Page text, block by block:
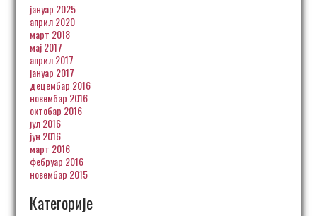
јануар 2025
април 2020
март 2018
мај 2017
април 2017
јануар 2017
децембар 2016
новембар 2016
октобар 2016
јул 2016
јун 2016
март 2016
фебруар 2016
новембар 2015
Категорије